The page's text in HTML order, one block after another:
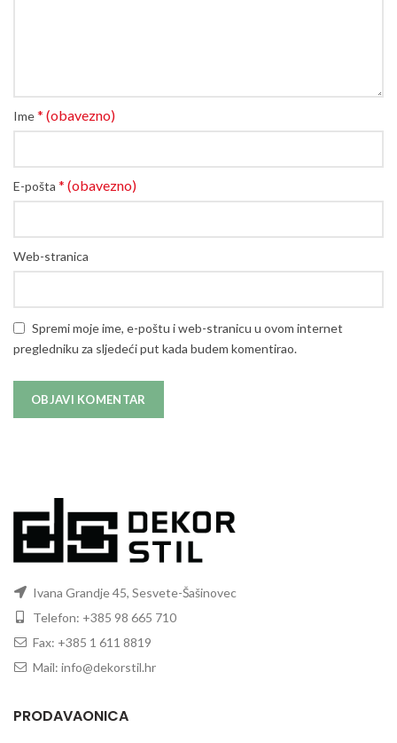
Ime* (obavezno)
E-pošta * (obavezno)
Web-stranica
Spremi moje ime, e-poštu i web-stranicu u ovom internet
pregledniku za sljedeći put kada budem komentirao.
Ivana Grandje 45, Sesvete-Šašinovec
Telefon: +385 98 665 710
Fax: +385 1 611 8819
Mail: info@dekorstil.hr
PRODAVAONICA